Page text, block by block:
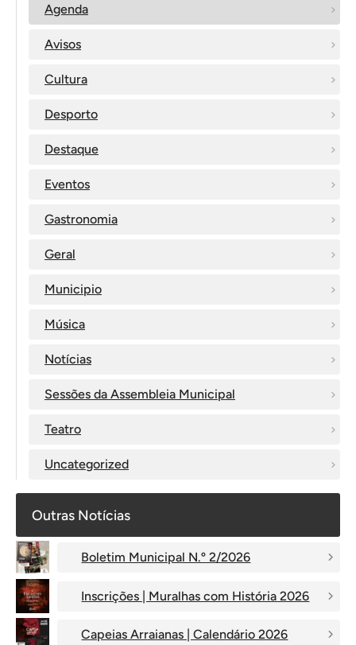
Agenda
Avisos
Cultura
Desporto
Destaque
Eventos
Gastronomia
Geral
Municipio
Música
Notícias
Sessões da Assembleia Municipal
Teatro
Uncategorized
Outras Notícias
Boletim Municipal N.º 2/2026
Inscrições | Muralhas com História 2026
Capeias Arraianas | Calendário 2026